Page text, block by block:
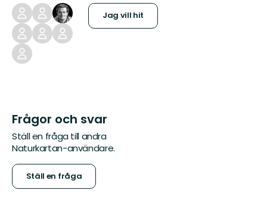
Jag vill hit
Frågor och svar
Ställ en fråga till andra
Naturkartan-användare.
Ställ en fråga